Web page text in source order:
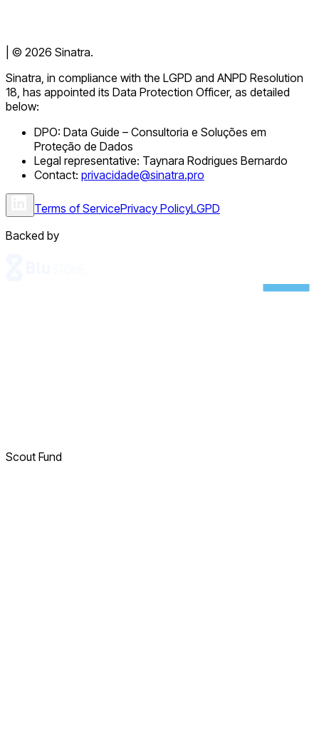
| © 2026 Sinatra.
Sinatra, in compliance with the LGPD and ANPD Resolution
18, has appointed its Data Protection Officer, as detailed
below:
DPO: Data Guide – Consultoria e Soluções em
Proteção de Dados
Legal representative: Taynara Rodrigues Bernardo
Contact: privacidade@sinatra.pro
Terms of ServicePrivacy PolicyLGPD
Backed by
Scout Fund